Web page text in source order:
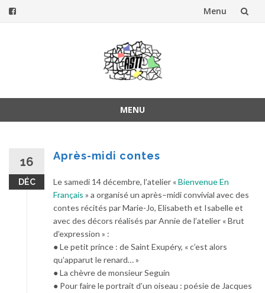
Menu
MENU
16
DÉC
Après-midi contes
Le samedi 14 décembre, l’atelier «Bienvenue En
Français » a organisé un après–midi convivial avec des
contes récités par Marie-Jo, Elisabeth et Isabelle et
avec des décors réalisés par Annie de l’atelier « Brut
d’expression » :
● Le petit prince : de Saint Exupéry, « c’est alors
qu’apparut le renard… »
● La chèvre de monsieur Seguin
● Pour faire le portrait d’un oiseau : poésie de Jacques